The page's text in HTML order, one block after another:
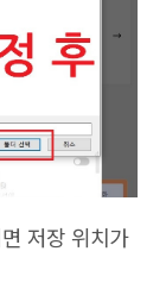
저장 위치가